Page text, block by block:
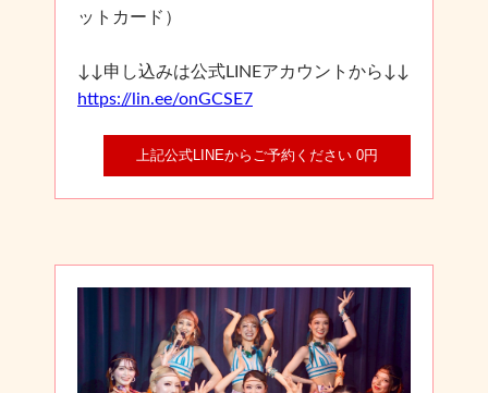
ットカード）
↓↓申し込みは公式LINEアカウントから↓↓
https://lin.ee/onGCSE7
上記公式LINEからご予約ください 0円